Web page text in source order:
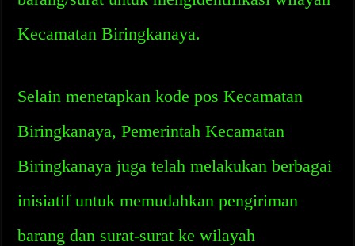
Kecamatan Biringkanaya.
Selain menetapkan kode pos Kecamatan
Biringkanaya, Pemerintah Kecamatan
Biringkanaya juga telah melakukan berbagai
inisiatif untuk memudahkan pengiriman
barang dan surat-surat ke wilayah